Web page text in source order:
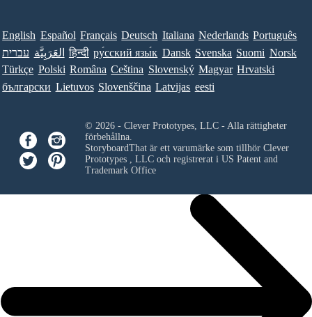
English Español Français Deutsch Italiana Nederlands Português
עברית العَرَبِيَّة हिन्दी ру́сский язы́к Dansk Svenska Suomi Norsk
Türkçe Polski Româna Ceština Slovenský Magyar Hrvatski
български Lietuvos Slovenščina Latvijas eesti
© 2026 - Clever Prototypes, LLC - Alla rättigheter
förbehållna.
StoryboardThat är ett varumärke som tillhör Clever
Prototypes , LLCoch registrerat i US Patent and
Trademark Office